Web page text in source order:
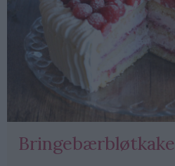
Bringebærbløtkake